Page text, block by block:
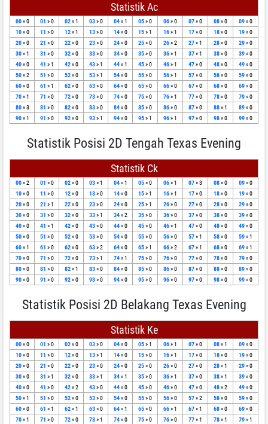
Statistik Ac
00» 0 01 » 0 02» 1 03» 0 04» 1 05» 0 06» 0 07» 0 08» 0 09» 0
10» 0 11 » 0 12» 1 13» 0 14» 0 15» 1 16» 1 17» 0 18» 0 19» 0
20» 0 21 » 0 22» 0 23» 0 24» 0 25» 0 26» 2 27» 1 28» 0 29» 0
30» 1 31 » 0 32» 0 33» 0 34» 0 35» 0 36» 1 37» 1 38» 0 39» 0
40» 0 41 » 1 42» 0 43» 1 44» 1 45» 0 46» 1 47» 0 48» 0 49» 0
50» 2 51 » 0 52» 0 53» 1 54» 0 55» 0 56» 1 57» 0 58» 0 59» 0
60» 0 61 » 1 62» 0 63» 0 64» 0 65» 0 66» 0 67» 0 68» 0 69» 0
70» 1 71 » 0 72» 0 73» 0 74» 0 75» 0 76» 1 77» 0 78» 0 79» 0
80» 3 81 » 0 82» 0 83» 0 84» 0 85» 0 86» 0 87» 0 88» 1 89» 0
90» 1 91 » 0 92» 0 93» 1 94» 0 95» 1 96» 1 97» 0 98» 0 99» 0
Statistik Posisi 2D Tengah Texas Evening
Statistik Ck
00» 2 01 » 0 02» 0 03» 1 04» 1 05» 0 06» 1 07» 3 08» 0 09» 0
10» 0 11 » 0 12» 0 13» 0 14» 0 15» 1 16» 1 17» 0 18» 0 19» 0
20» 0 21 » 1 22» 0 23» 0 24» 0 25» 1 26» 0 27» 0 28» 0 29» 0
30» 0 31 » 0 32» 0 33» 1 34» 2 35» 0 36» 0 37» 0 38» 0 39» 0
40» 0 41 » 1 42» 0 43» 0 44» 0 45» 0 46» 1 47» 0 48» 0 49» 0
50» 0 51 » 0 52» 0 53» 0 54» 0 55» 0 56» 0 57» 1 58» 0 59» 1
60» 1 61 » 0 62» 0 63» 2 64» 0 65» 1 66» 2 67» 1 68» 0 69» 1
70» 0 71 » 0 72» 0 73» 1 74» 1 75» 0 76» 0 77» 0 78» 0 79» 0
80» 0 81 » 0 82» 1 83» 0 84» 0 85» 0 86» 0 87» 0 88» 0 89» 0
90» 0 91 » 0 92» 0 93» 0 94» 0 95» 0 96» 0 97» 0 98» 0 99» 0
Statistik Posisi 2D Belakang Texas Evening
Statistik Ke
00» 0 01 » 0 02» 0 03» 0 04» 0 05» 1 06» 1 07» 0 08» 1 09» 0
10» 0 11 » 0 12» 0 13» 1 14» 0 15» 0 16» 1 17» 0 18» 0 19» 0
20» 0 21 » 0 22» 0 23» 0 24» 0 25» 0 26» 0 27» 0 28» 1 29» 0
30» 0 31 » 1 32» 0 33» 1 34» 1 35» 0 36» 1 37» 0 38» 1 39» 0
40» 0 41 » 0 42» 2 43» 0 44» 0 45» 0 46» 0 47» 0 48» 2 49» 0
50» 1 51 » 0 52» 0 53» 0 54» 0 55» 0 56» 0 57» 2 58» 0 59» 0
60» 0 61 » 1 62» 1 63» 0 64» 1 65» 0 66» 1 67» 1 68» 0 69» 0
70» 1 71 » 0 72» 0 73» 1 74» 0 75» 0 76» 0 77» 1 78» 1 79» 1